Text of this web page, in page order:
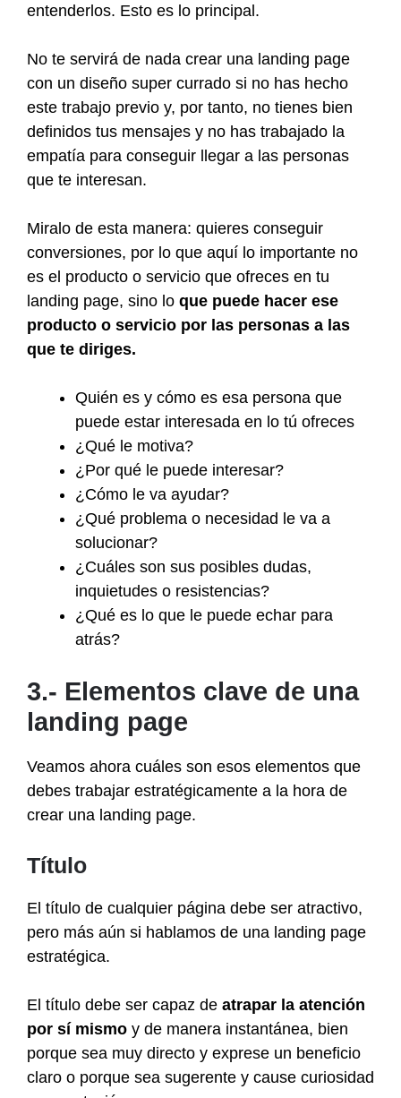
entenderlos. Esto es lo principal.
No te servirá de nada crear una landing page
con un diseño super currado si no has hecho
este trabajo previo y, por tanto, no tienes bien
definidos tus mensajes y no has trabajado la
empatía para conseguir llegar a las personas
que te interesan.
Miralo de esta manera: quieres conseguir
conversiones, por lo que aquí lo importante no
es el producto o servicio que ofreces en tu
landing page, sino lo que puede hacer ese
producto o servicio por las personas a las
que te diriges.
Quién es y cómo es esa persona que
puede estar interesada en lo tú ofreces
¿Qué le motiva?
¿Por qué le puede interesar?
¿Cómo le va ayudar?
¿Qué problema o necesidad le va a
solucionar?
¿Cuáles son sus posibles dudas,
inquietudes o resistencias?
¿Qué es lo que le puede echar para
atrás?
3.- Elementos clave de una
landing page
Veamos ahora cuáles son esos elementos que
debes trabajar estratégicamente a la hora de
crear una landing page.
Título
El título de cualquier página debe ser atractivo,
pero más aún si hablamos de una landing page
estratégica.
El título debe ser capaz de atrapar la atención
por sí mismo y de manera instantánea, bien
porque sea muy directo y exprese un beneficio
claro o porque sea sugerente y cause curiosidad